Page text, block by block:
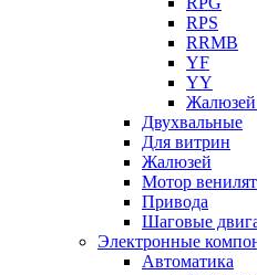
RPS
RRMB
YF
YY
Двухвальные
Для витрин
Жалюзей
Мотор
Привода
Шаговые
Электронные
Автоматика